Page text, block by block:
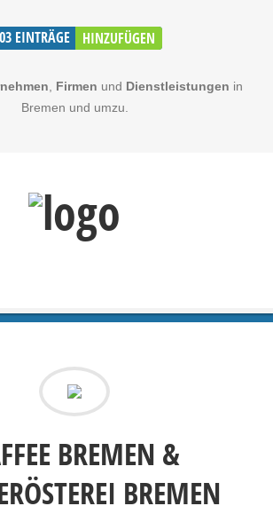
EINTRÄGE HINZUFÜGEN
Firmen und Dienstleistungen in
Bremen und umzu.
BREMEN &
BREMEN